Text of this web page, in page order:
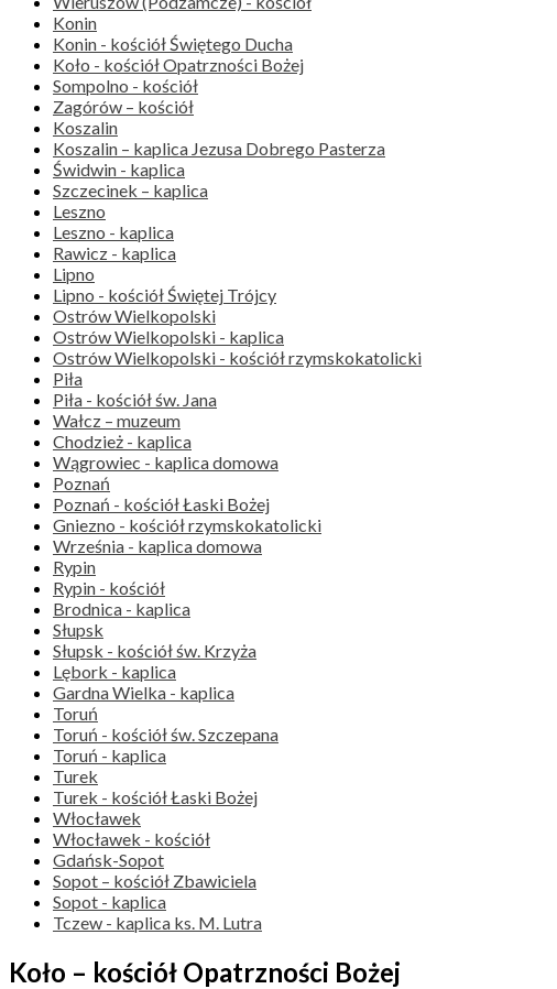
Konin
Konin - kościół Świętego Ducha
Koło - kościół Opatrzności Bożej
Sompolno - kościół
Zagórów – kościół
Koszalin
Koszalin – kaplica Jezusa Dobrego Pasterza
Świdwin - kaplica
Szczecinek – kaplica
Leszno
Leszno - kaplica
Rawicz - kaplica
Lipno
Lipno - kościół Świętej Trójcy
Ostrów Wielkopolski
Ostrów Wielkopolski - kaplica
Ostrów Wielkopolski - kościół rzymskokatolicki
Piła
Piła - kościół św. Jana
Wałcz – muzeum
Chodzież - kaplica
Wągrowiec - kaplica domowa
Poznań
Poznań - kościół Łaski Bożej
Gniezno - kościół rzymskokatolicki
Września - kaplica domowa
Rypin
Rypin - kościół
Brodnica - kaplica
Słupsk
Słupsk - kościół św. Krzyża
Lębork - kaplica
Gardna Wielka - kaplica
Toruń
Toruń - kościół św. Szczepana
Toruń - kaplica
Turek
Turek - kościół Łaski Bożej
Włocławek
Włocławek - kościół
Gdańsk-Sopot
Sopot – kościół Zbawiciela
Sopot - kaplica
Tczew - kaplica ks. M. Lutra
Koło – kościół Opatrzności Bożej